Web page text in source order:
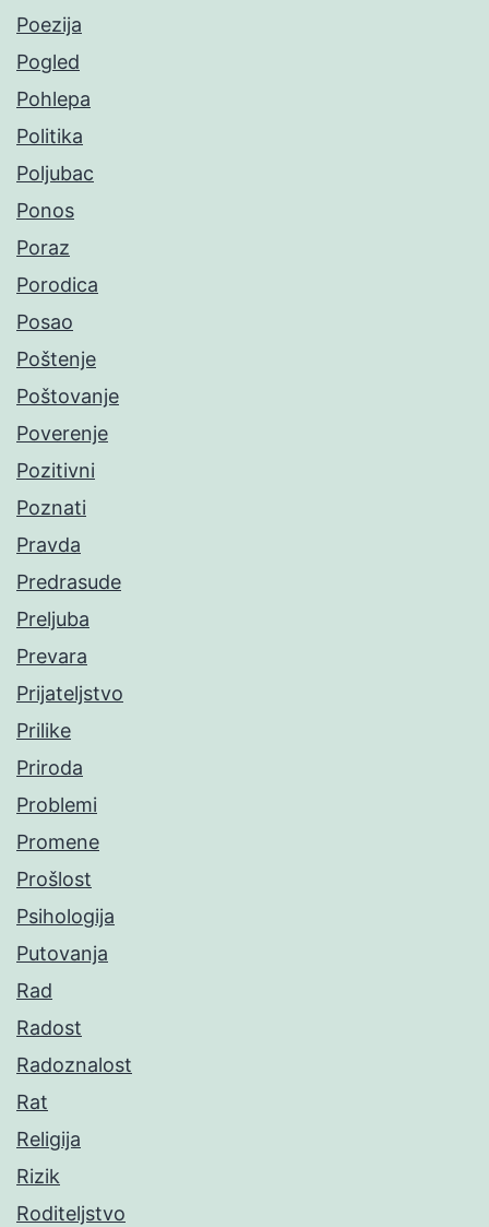
Poezija
Pogled
Pohlepa
Politika
Poljubac
Ponos
Poraz
Porodica
Posao
Poštenje
Poštovanje
Poverenje
Pozitivni
Poznati
Pravda
Predrasude
Preljuba
Prevara
Prijateljstvo
Prilike
Priroda
Problemi
Promene
Prošlost
Psihologija
Putovanja
Rad
Radost
Radoznalost
Rat
Religija
Rizik
Roditeljstvo